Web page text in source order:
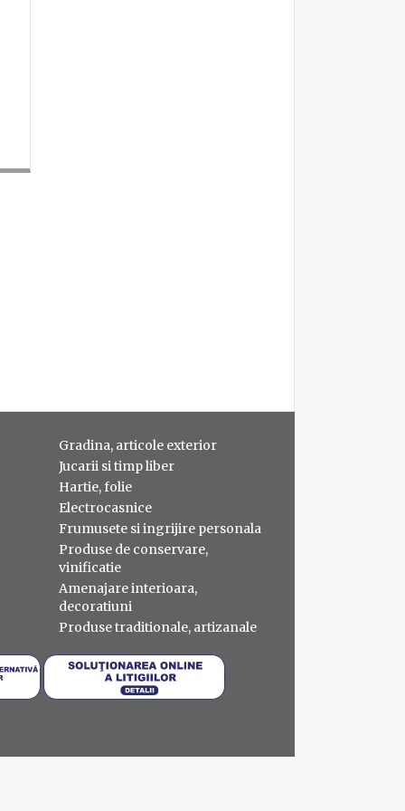
Gradina, articole exterior
Jucarii si timp liber
Hartie, folie
Electrocasnice
Frumusete si ingrijire personala
Produse de conservare,
vinificatie
Amenajare interioara,
decoratiuni
Produse traditionale, artizanale